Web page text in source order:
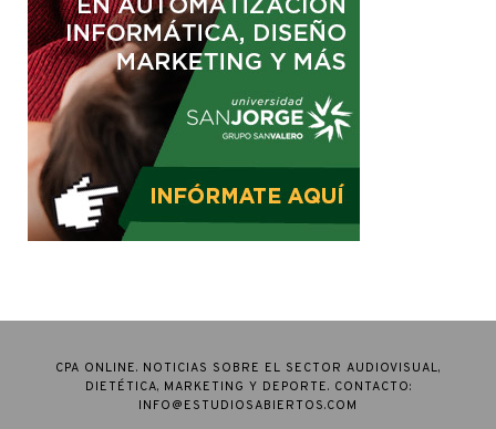
CPA ONLINE. NOTICIAS SOBRE EL SECTOR AUDIOVISUAL,
DIETÉTICA, MARKETING Y DEPORTE. CONTACTO:
INFO@ESTUDIOSABIERTOS.COM